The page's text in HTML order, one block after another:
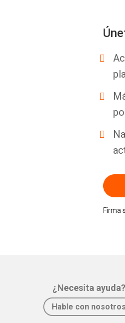
Firma
¿Necesita ayuda?
Hable con nosotros